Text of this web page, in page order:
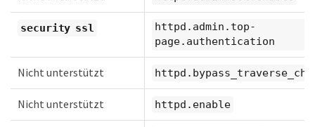
security ssl
httpd.admin.top-
page.authentication
Nicht unterstützt
Nicht unterstützt httpd.enable